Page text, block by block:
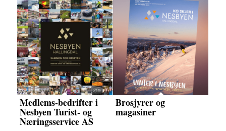
Medlems-bedrifter i
Nesbyen Turist- og
Næringsservice AS
Brosjyrer og
magasiner